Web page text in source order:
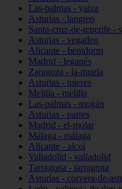
Las-palmas - yaiza
Asturias - langreo
Santa-cruz-de-tenerife -
Asturias - vegadeo
Alicante - benidorm
Madrid - leganés
Zaragoza - la-muela
Asturias - mieres
Melilla - melilla
Las-palmas - mogán
Asturias - parres
Madrid - el-molar
Málaga - málaga
Alicante - alcoi
Valladolid - valladolid
Tarragona - tarragona
Asturias - corvera-de-